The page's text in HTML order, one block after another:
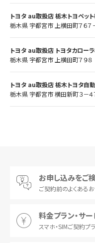
トヨタ au取扱店 栃木トヨペ
栃木県 宇都宮市 上横田町７６７
トヨタ au取扱店 トヨタカロ
栃木県 宇都宮市 上横田町７９８
トヨタ au取扱店 栃木トヨタ
栃木県 宇都宮市 横田新町３－４
お申し込みをご
ご契約前のよくある
料金プラン・サー
スマホ・SIMご契約プ